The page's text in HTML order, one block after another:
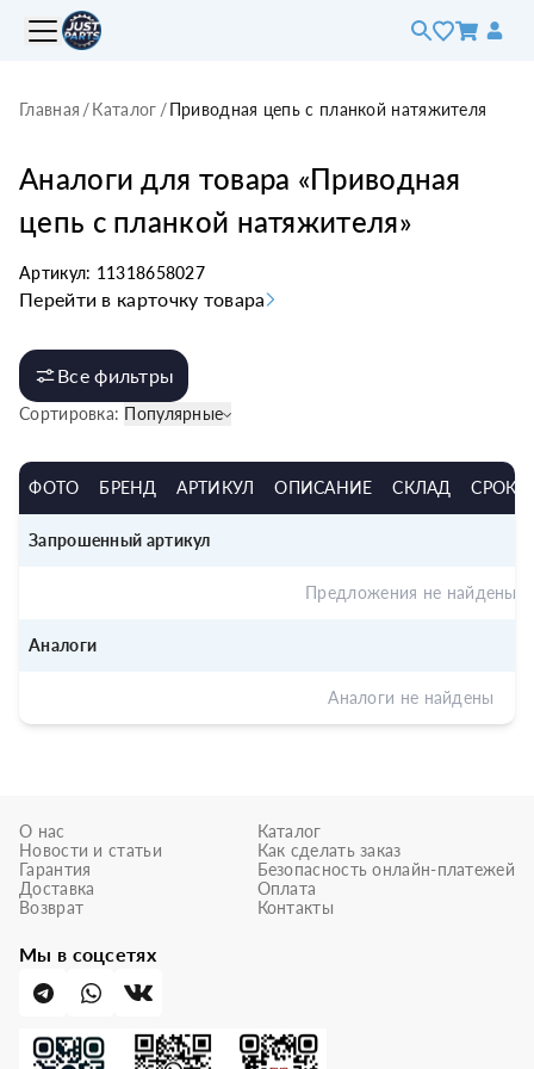
Главная /Каталог /Приводная цепь с планкой натяжителя
Аналоги для товара «Приводная
цепь с планкой натяжителя»
Артикул: 11318658027
Перейти в карточку товара
Все фильтры
Сортировка: Популярные
ФОТО БРЕНД АРТИКУЛ ОПИСАНИЕ СКЛАД СРОК
Запрошенный артикул
Предложения не найдены
Аналоги
Аналоги не найдены
О нас
Новости и статьи
Гарантия
Доставка
Возврат
Каталог
Как сделать заказ
Безопасность онлайн-платежей
Оплата
Контакты
Мы в соцсетях